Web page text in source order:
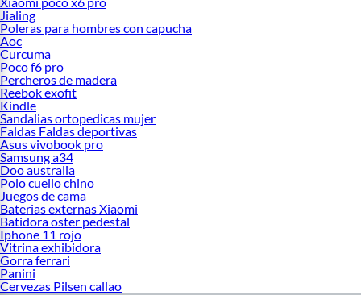
Jialing
Poleras para hombres con capucha
Aoc
Curcuma
Poco f6 pro
Percheros de madera
Reebok exofit
Kindle
Sandalias ortopedicas mujer
Faldas Faldas deportivas
Asus vivobook pro
Samsung a34
Doo australia
Polo cuello chino
Juegos de cama
Baterias externas Xiaomi
Batidora oster pedestal
Iphone 11 rojo
Vitrina exhibidora
Gorra ferrari
Panini
Cervezas Pilsen callao